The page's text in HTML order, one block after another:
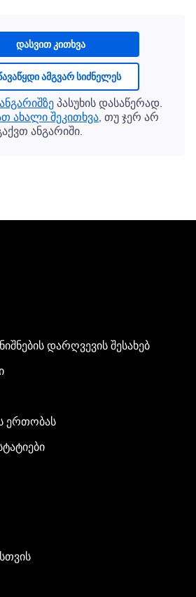
დასვით კითხვა
ამგვარ სიძნელეს
პასუხის დასაწერად.
ახალი შეკითხვა, თუ ჯერ არ
ანგარიში.
დარღვევის შესახებ
ერთობას